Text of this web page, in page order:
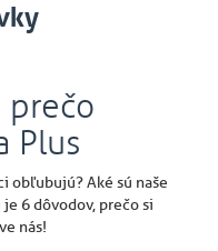
prečo
Plus
obľubujú? Aké sú naše
6 dôvodov, prečo si
nás!